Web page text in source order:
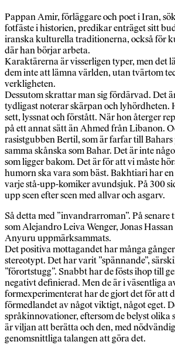
Pappan Amir, förläggare och poet i Iran,
fotfäste i historien, predikar enträget sitt
iranska kulturella traditionerna, också för
där han börjar arbeta.
Karaktärerna är visserligen typer, men det
dem inte att lämna världen, utan tvärtom
verkligheten.
Dessutom skrattar man sig fördärvad. Det
tydligast noterar skärpan och lyhördheten.
sett, lyssnat och förstått. När hon återger
på ett annat sätt än Ahmed från Libanon.
rasistgubben Bertil, som är farfar till
samma skånska som Bahar. Det är inte
som ligger bakom. Det är för att vi måste
humorn ska vara som bäst. Bakhtiari har
varje stå-upp-komiker avundsjuk. På 300
upp scen efter scen med allvar och asgarv.
Så detta med ”invandrarroman”. På
som Alejandro Leiva Wenger, Jonas
Anyuru uppmärksammats.
Det positiva mottagandet har många
stereotypt. Det har varit ”spännande”,
”förortstugg”. Snabbt har de fösts ihop till
negativt definierad. Men de är i väsentliga
formexperimenterat har de gjort det för att
förmedlandet av något viktigt, något eget.
språkinnovationer, eftersom de belyst olika
är viljan att berätta och den, med
genomsnittliga talangen att göra det.